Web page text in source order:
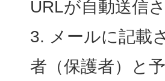
URLが自動送信
メールに記載
者（保護者）と